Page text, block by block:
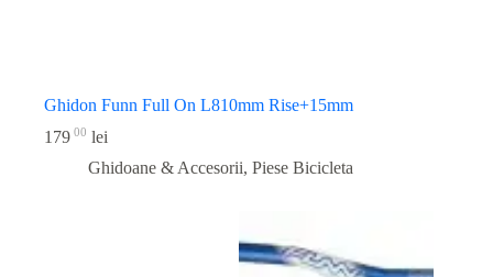
Ghidon Funn Full On L810mm Rise+15mm
179 00 lei
Ghidoane & Accesorii, Piese Bicicleta